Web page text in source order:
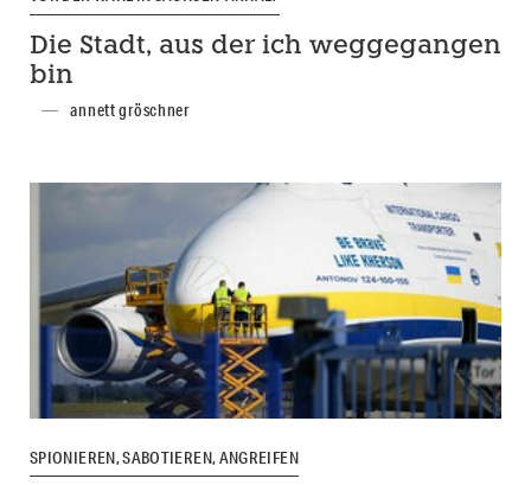
Die Stadt, aus der ich weggegangen
bin
annett gröschner
SPIONIEREN, SABOTIEREN, ANGREIFEN